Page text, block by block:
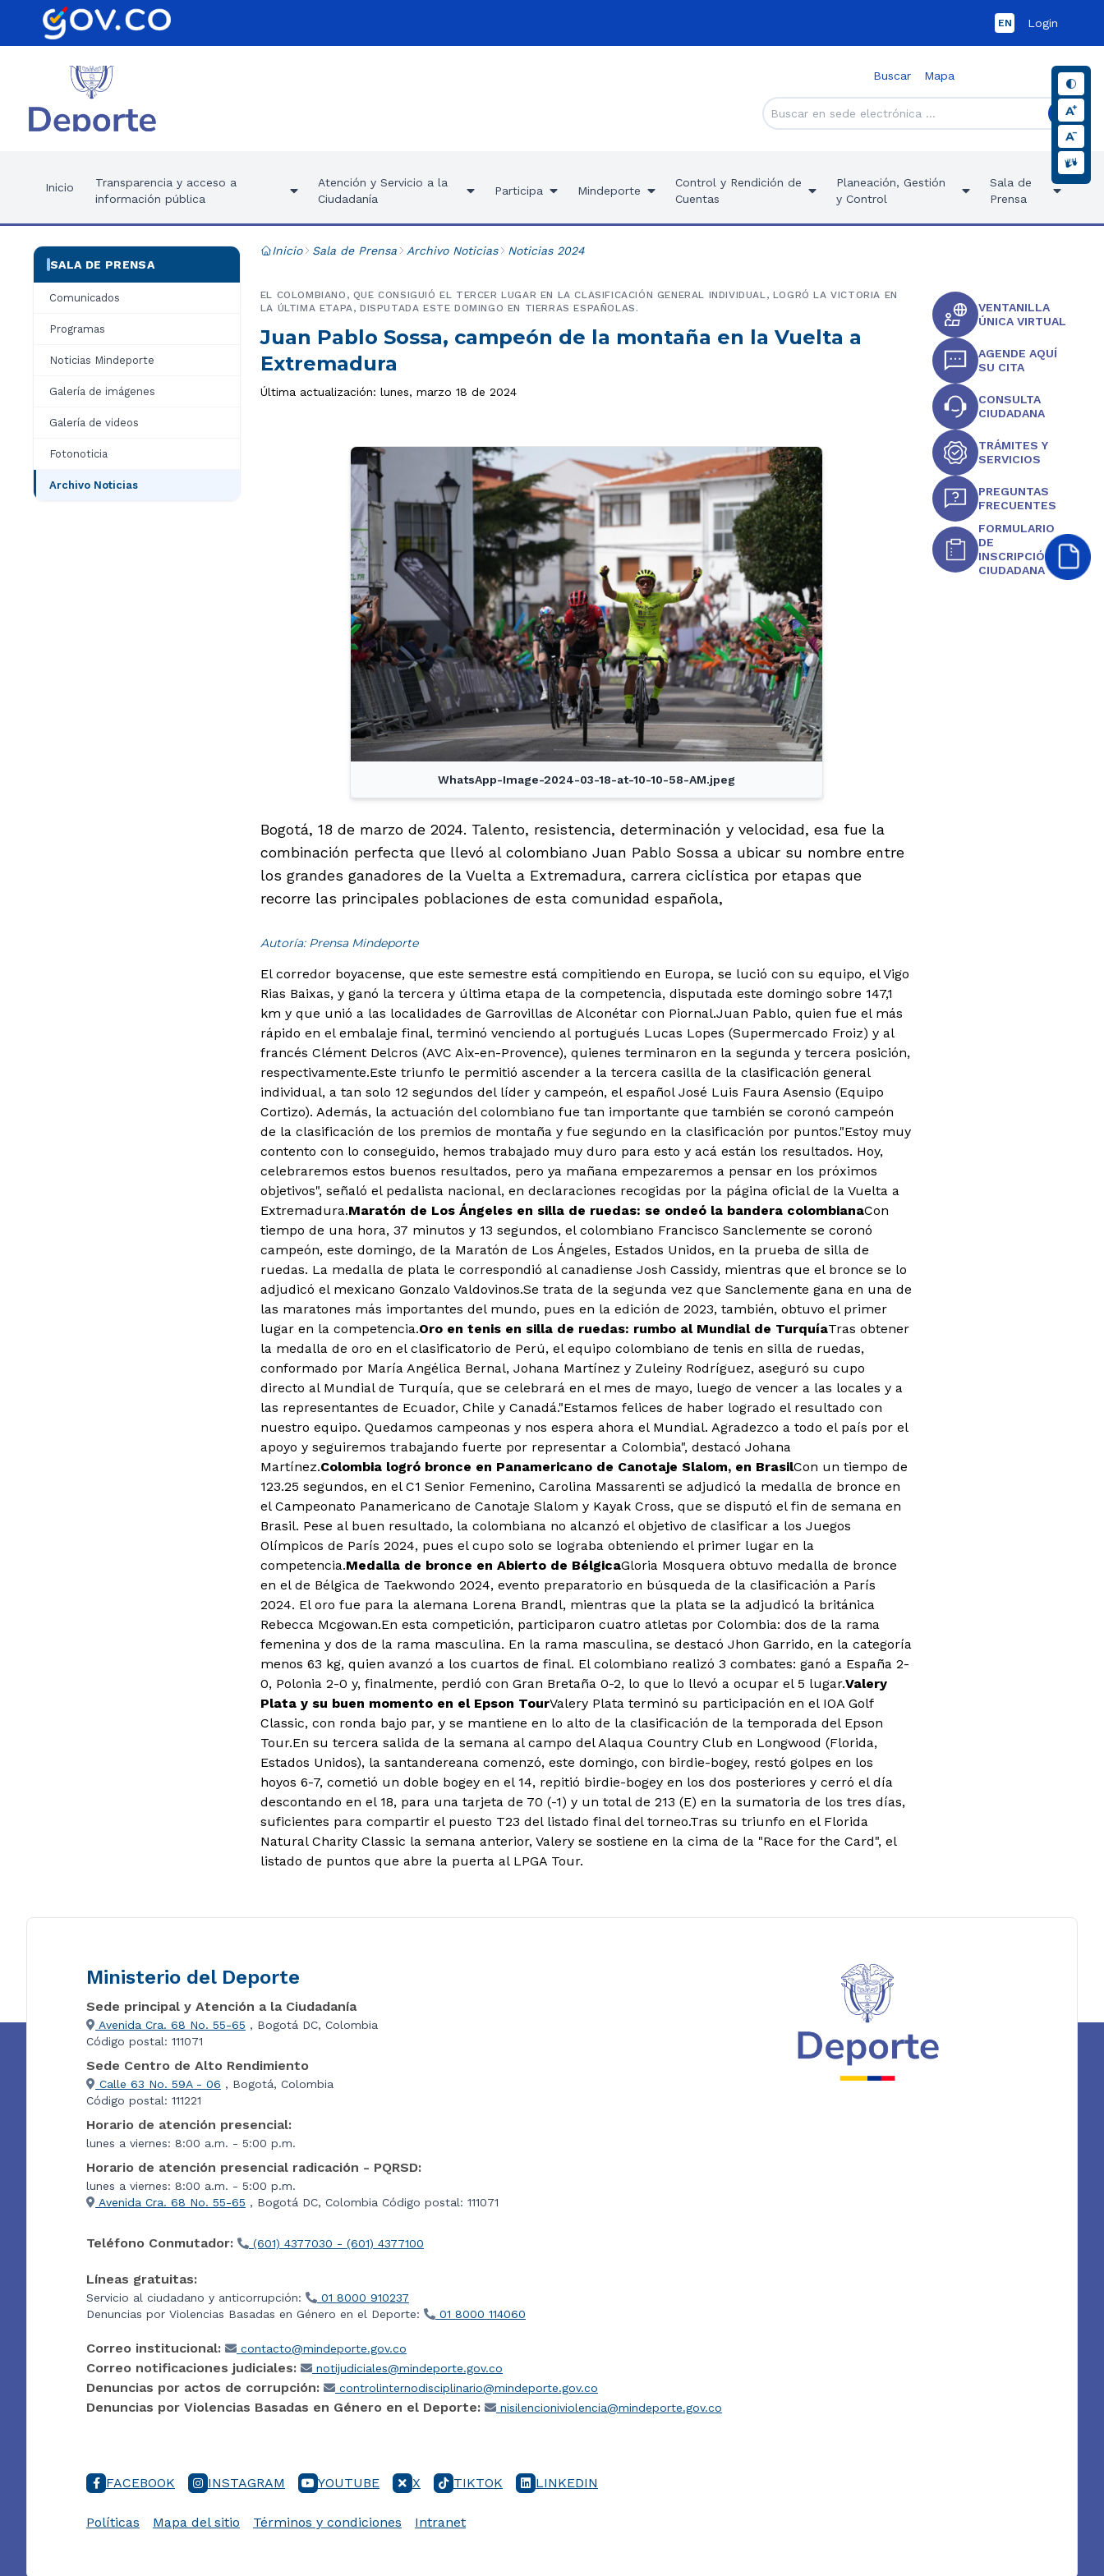
EN Login
Buscar Mapa
Inicio
Transparencia y acceso a
información pública
Atención y Servicio a la
Ciudadanía
Participa Mindeporte
Control y Rendición de
Cuentas
Planeación, Gestión
y Control
Sala de
Prensa
SALA DE PRENSA
Comunicados
Programas
Noticias Mindeporte
Galería de imágenes
Galería de videos
Fotonoticia
Archivo Noticias
Inicio Sala de Prensa Archivo Noticias Noticias 2024
Juan Pablo Sossa, campeón de la montaña en la Vuelta a
Extremadura
EL COLOMBIANO, QUE CONSIGUIÓ EL TERCER LUGAR EN LA CLASIFICACIÓN GENERAL INDIVIDUAL, LOGRÓ LA VICTORIA EN
LA ÚLTIMA ETAPA, DISPUTADA ESTE DOMINGO EN TIERRAS ESPAÑOLAS.
Última actualización: lunes, marzo 18 de 2024
WhatsApp-Image-2024-03-18-at-10-10-58-AM.jpeg
Bogotá, 18 de marzo de 2024. Talento, resistencia, determinación y velocidad, esa fue la
combinación perfecta que llevó al colombiano Juan Pablo Sossa a ubicar su nombre entre
los grandes ganadores de la Vuelta a Extremadura, carrera ciclística por etapas que
recorre las principales poblaciones de esta comunidad española,
Autoría: Prensa Mindeporte
El corredor boyacense, que este semestre está compitiendo en Europa, se lució con su equipo, el Vigo
Rias Baixas, y ganó la tercera y última etapa de la competencia, disputada este domingo sobre 147,1
km y que unió a las localidades de Garrovillas de Alconétar con Piornal.Juan Pablo, quien fue el más
rápido en el embalaje final, terminó venciendo al portugués Lucas Lopes (Supermercado Froiz) y al
francés Clément Delcros (AVC Aix-en-Provence), quienes terminaron en la segunda y tercera posición,
respectivamente.Este triunfo le permitió ascender a la tercera casilla de la clasificación general
individual, a tan solo 12 segundos del líder y campeón, el español José Luis Faura Asensio (Equipo
Cortizo). Además, la actuación del colombiano fue tan importante que también se coronó campeón
de la clasificación de los premios de montaña y fue segundo en la clasificación por puntos."Estoy muy
contento con lo conseguido, hemos trabajado muy duro para esto y acá están los resultados. Hoy,
celebraremos estos buenos resultados, pero ya mañana empezaremos a pensar en los próximos
objetivos", señaló el pedalista nacional, en declaraciones recogidas por la página oficial de la Vuelta a
Extremadura.Maratón de Los Ángeles en silla de ruedas: se ondeó la bandera colombianaCon
tiempo de una hora, 37 minutos y 13 segundos, el colombiano Francisco Sanclemente se coronó
campeón, este domingo, de la Maratón de Los Ángeles, Estados Unidos, en la prueba de silla de
ruedas. La medalla de plata le correspondió al canadiense Josh Cassidy, mientras que el bronce se lo
adjudicó el mexicano Gonzalo Valdovinos.Se trata de la segunda vez que Sanclemente gana en una de
las maratones más importantes del mundo, pues en la edición de 2023, también, obtuvo el primer
lugar en la competencia.Oro en tenis en silla de ruedas: rumbo al Mundial de TurquíaTras obtener
la medalla de oro en el clasificatorio de Perú, el equipo colombiano de tenis en silla de ruedas,
conformado por María Angélica Bernal, Johana Martínez y Zuleiny Rodríguez, aseguró su cupo
directo al Mundial de Turquía, que se celebrará en el mes de mayo, luego de vencer a las locales y a
las representantes de Ecuador, Chile y Canadá."Estamos felices de haber logrado el resultado con
nuestro equipo. Quedamos campeonas y nos espera ahora el Mundial. Agradezco a todo el país por el
apoyo y seguiremos trabajando fuerte por representar a Colombia", destacó Johana
Martínez.Colombia logró bronce en Panamericano de Canotaje Slalom, en BrasilCon un tiempo de
123.25 segundos, en el C1 Senior Femenino, Carolina Massarenti se adjudicó la medalla de bronce en
el Campeonato Panamericano de Canotaje Slalom y Kayak Cross, que se disputó el fin de semana en
Brasil. Pese al buen resultado, la colombiana no alcanzó el objetivo de clasificar a los Juegos
Olímpicos de París 2024, pues el cupo solo se lograba obteniendo el primer lugar en la
competencia.Medalla de bronce en Abierto de BélgicaGloria Mosquera obtuvo medalla de bronce
en el de Bélgica de Taekwondo 2024, evento preparatorio en búsqueda de la clasificación a París
2024. El oro fue para la alemana Lorena Brandl, mientras que la plata se la adjudicó la británica
Rebecca Mcgowan.En esta competición, participaron cuatro atletas por Colombia: dos de la rama
femenina y dos de la rama masculina. En la rama masculina, se destacó Jhon Garrido, en la categoría
menos 63 kg, quien avanzó a los cuartos de final. El colombiano realizó 3 combates: ganó a España 2-
0, Polonia 2-0 y, finalmente, perdió con Gran Bretaña 0-2, lo que lo llevó a ocupar el 5 lugar.Valery
Plata y su buen momento en el Epson TourValery Plata terminó su participación en el IOA Golf
Classic, con ronda bajo par, y se mantiene en lo alto de la clasificación de la temporada del Epson
Tour.En su tercera salida de la semana al campo del Alaqua Country Club en Longwood (Florida,
Estados Unidos), la santandereana comenzó, este domingo, con birdie-bogey, restó golpes en los
hoyos 6-7, cometió un doble bogey en el 14, repitió birdie-bogey en los dos posteriores y cerró el día
descontando en el 18, para una tarjeta de 70 (-1) y un total de 213 (E) en la sumatoria de los tres días,
suficientes para compartir el puesto T23 del listado final del torneo.Tras su triunfo en el Florida
Natural Charity Classic la semana anterior, Valery se sostiene en la cima de la "Race for the Card", el
listado de puntos que abre la puerta al LPGA Tour.
VENTANILLA
ÚNICA VIRTUAL
AGENDE AQUÍ
SU CITA
CONSULTA
CIUDADANA
TRÁMITES Y
SERVICIOS
PREGUNTAS
FRECUENTES
FORMULARIO
DE
INSCRIPCIÓN
CIUDADANA
Ministerio del Deporte
Sede principal y Atención a la Ciudadanía
Avenida Cra. 68 No. 55-65 , Bogotá DC, Colombia
Código postal: 111071
Sede Centro de Alto Rendimiento
Calle 63 No. 59A - 06 , Bogotá, Colombia
Código postal: 111221
Horario de atención presencial:
lunes a viernes: 8:00 a.m. - 5:00 p.m.
Horario de atención presencial radicación - PQRSD:
lunes a viernes: 8:00 a.m. - 5:00 p.m.
Avenida Cra. 68 No. 55-65 , Bogotá DC, Colombia Código postal: 111071
Teléfono Conmutador: (601) 4377030 - (601) 4377100
Líneas gratuitas:
Servicio al ciudadano y anticorrupción:
01 8000 910237
Denuncias por Violencias Basadas en Género en el Deporte:
01 8000 114060
Correo institucional: contacto@mindeporte.gov.co
Correo notificaciones judiciales: notijudiciales@mindeporte.gov.co
Denuncias por actos de corrupción: controlinternodisciplinario@mindeporte.gov.co
Denuncias por Violencias Basadas en Género en el Deporte: nisilencioniviolencia@mindeporte.gov.co
FACEBOOK INSTAGRAM YOUTUBE X TIKTOK LINKEDIN
Políticas Mapa del sitio Términos y condiciones Intranet